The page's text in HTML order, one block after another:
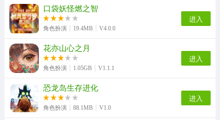
口袋妖怪燃之智
角色扮演 19.4MB V4.0.0
进入
花亦山心之月
角色扮演 1.05GB V1.1.1
进入
恐龙岛生存进化
角色扮演 88.1MB V1.0
进入